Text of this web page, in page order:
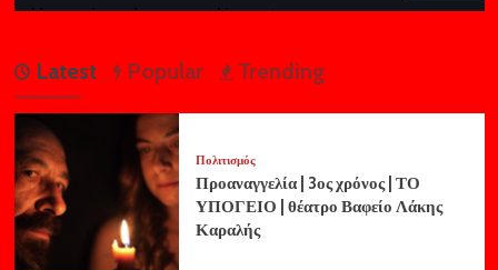
Latest Popular Trending
Πολιτισμός
Προαναγγελία | 3ος χρόνος | ΤΟ
ΥΠΟΓΕΙΟ | θέατρο Βαφείο Λάκης
Καραλής